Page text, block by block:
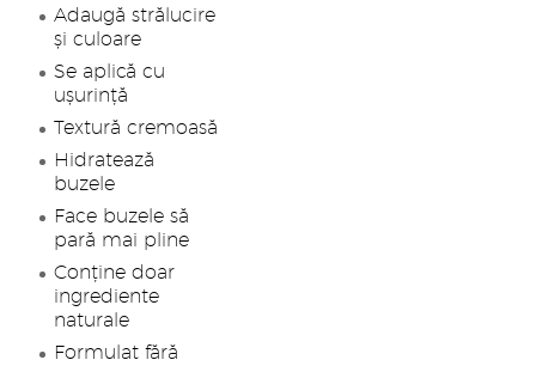
Adaugă strălucire
și culoare
Se aplică cu
ușurință
Textură cremoasă
Hidratează
buzele
Face buzele să
pară mai pline
Conține doar
ingrediente
naturale
Formulat fără